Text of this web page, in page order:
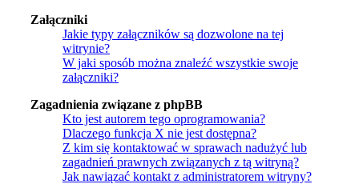
Załączniki
Jakie typy załączników są dozwolone na tej
witrynie?
W jaki sposób można znaleźć wszystkie swoje
załączniki?
Zagadnienia związane z phpBB
Kto jest autorem tego oprogramowania?
Dlaczego funkcja X nie jest dostępna?
Z kim się kontaktować w sprawach nadużyć lub
zagadnień prawnych związanych z tą witryną?
Jak nawiązać kontakt z administratorem witryny?